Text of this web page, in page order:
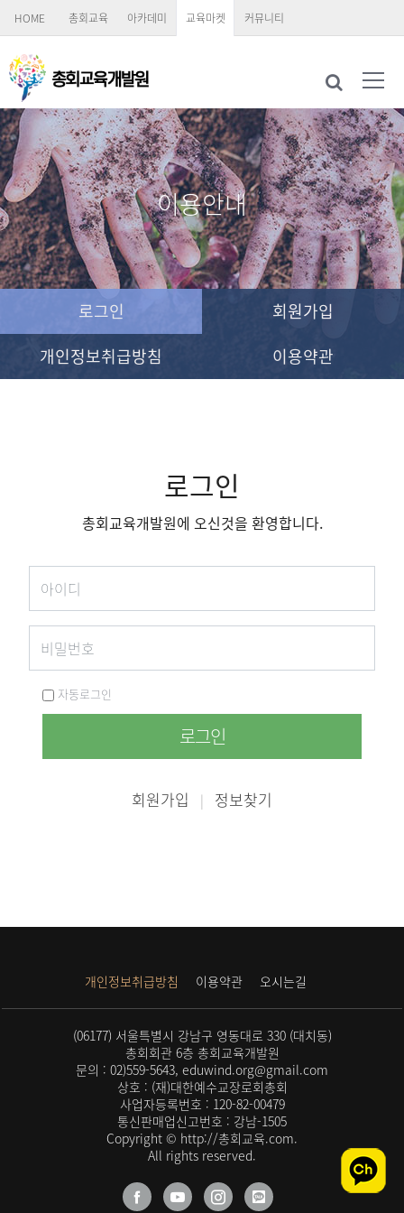
HOME 총회교육 아카데미 교육마켓 커뮤니티
이용안내
로그인
회원가입
개인정보취급방침
이용약관
로그인
총회교육개발원에 오신것을 환영합니다.
자동로그인
로그인
회원가입 | 정보찾기
개인정보취급방침 이용약관 오시는길
(06177) 서울특별시 강남구 영동대로 330 (대치동)
총회회관 6층 총회교육개발원
문의 : 02)559-5643, eduwind.org@gmail.com
상호 : (재)대한예수교장로회총회
사업자등록번호 : 120-82-00479
통신판매업신고번호 : 강남-1505
Copyright © http://총회교육.com.
All rights reserved.